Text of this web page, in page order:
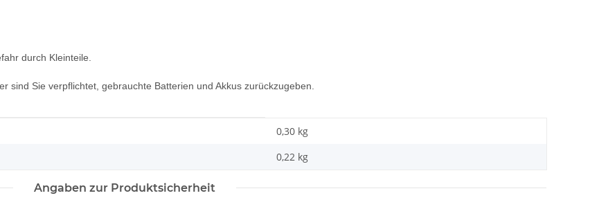
durch Kleinteile.
sind Sie verpflichtet, gebrauchte Batterien und Akkus zurückzugeben.
0,30 kg
0,22 kg
Angaben zur Produktsicherheit